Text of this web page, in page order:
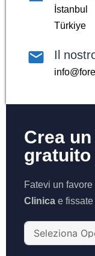
İstanbul
Türkiye
Il
Crea
gratuito
Fatevi un
Clinica e